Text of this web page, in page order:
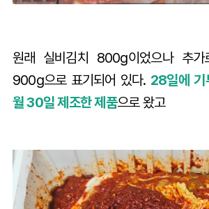
원래 실비김치 800g이었으나 추가
900g으로 표기되어 있다. 28일에 기
월 30일 제조한 제품으로 왔고